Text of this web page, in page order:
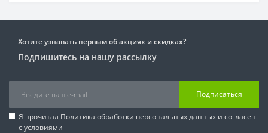
Хотите узнавать первым об акциях и скидках?
Подпишитесь на нашу рассылку
Подписаться
Я прочитал Политика обработки персональных данных и согласен
с условиями